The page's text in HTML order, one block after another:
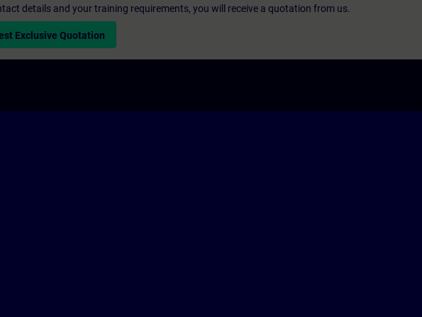
details and your training requirements, you will receive a quotation from us.
Exclusive Quotation